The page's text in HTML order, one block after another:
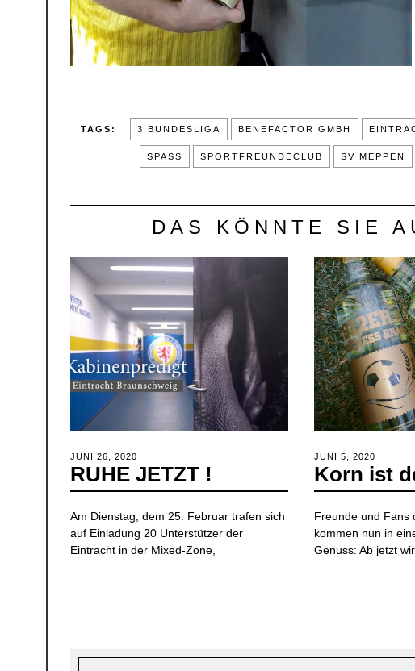
TAGS: 3 BUNDESLIGA BENEFACTOR GMBH
SPASS SPORTFREUNDECLUB SV MEPPEN
DAS KÖNNTE SIE
POSTED
ON
JUNI 26, 2020
5,
2021
RUHE JETZT !
Am Dienstag, dem 25. Februar trafen sich
auf Einladung 20 Unterstützer der
Eintracht in der Mixed-Zone,
POSTED
ON
JUNI 5, 2020
14,
2021
Korn ist
Freunde und Fans
kommen nun in
Genuss: Ab jetzt